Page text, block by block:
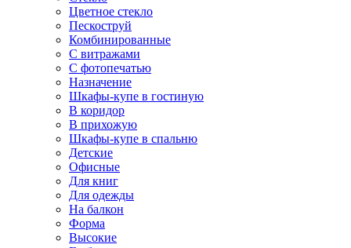
Цветное стекло
Пескоструй
Комбинированные
С витражами
С фотопечатью
Назначение
Шкафы-купе в гостиную
В коридор
В прихожую
Шкафы-купе в спальню
Детские
Офисные
Для книг
Для одежды
На балкон
Форма
Высокие